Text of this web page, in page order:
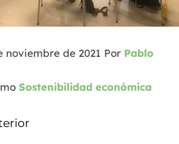
noviembre de 2021 Por Pablo
Sostenibilidad económica